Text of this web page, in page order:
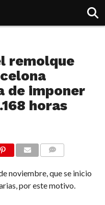
remolque
de imponer
horas
noviembre, que se inicio
por este motivo.